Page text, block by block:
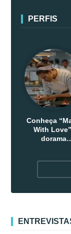
PERFIS
Conheça
With
dorama